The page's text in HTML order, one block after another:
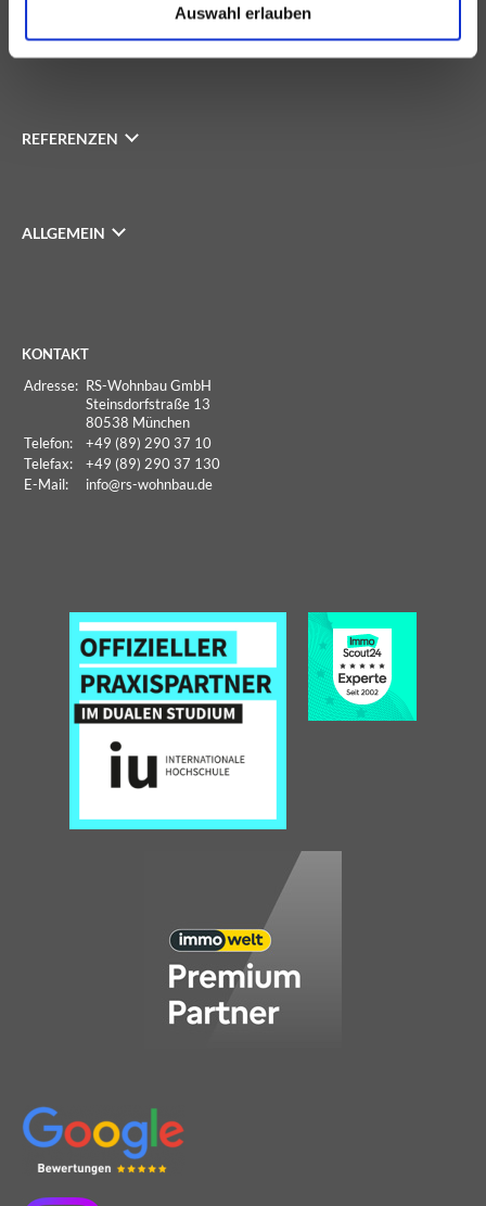
Auswahl erlauben
REFERENZEN
ALLGEMEIN
KONTAKT
Adresse: RS-Wohnbau GmbH
Steinsdorfstraße 13
80538 München
Telefon:
+49 (89) 290 37 10
Telefax:
+49 (89) 290 37 130
E-Mail:
info@rs-wohnbau.de